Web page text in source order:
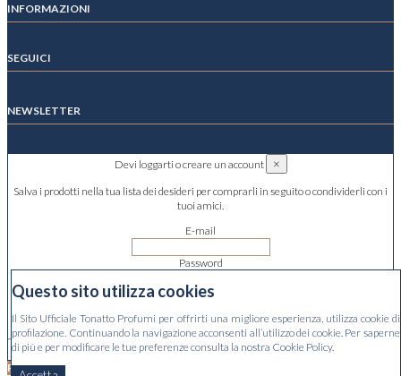
INFORMAZIONI
SEGUICI
NEWSLETTER
Devi loggarti o creare un account ×
Salva i prodotti nella tua lista dei desideri per comprarli in seguito o condividerli con i
tuoi amici.
E-mail
Password
Hai dimenticato la password?
Accedi
Nessun account? Creane uno qui
Prodotto aggiunto alla lista dei desiderti
Questo sito utilizza cookies
Il Sito Ufficiale Tonatto Profumi per offrirti una migliore esperienza, utilizza cookie di
profilazione. Continuando la navigazione acconsenti all’utilizzo dei cookie. Per saperne
di più e per modificare le tue preferenze consulta la nostra Cookie Policy.